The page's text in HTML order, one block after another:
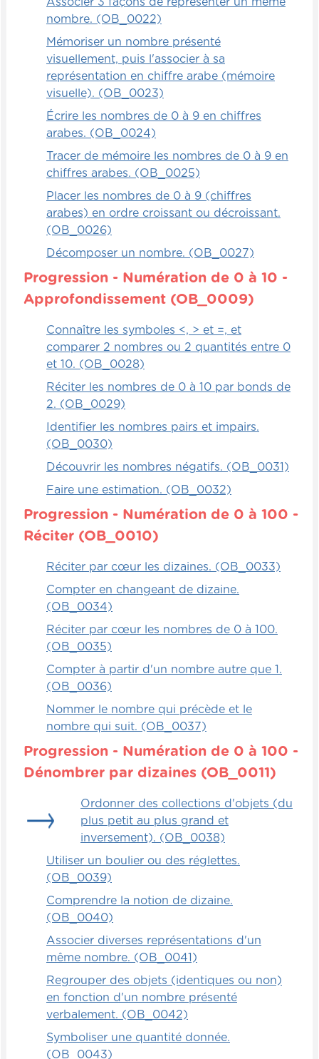
Associer 3 façons de représenter un même
nombre. (OB_0022)
Mémoriser un nombre présenté
visuellement, puis l'associer à sa
représentation en chiffre arabe (mémoire
visuelle). (OB_0023)
Écrire les nombres de 0 à 9 en chiffres
arabes. (OB_0024)
Tracer de mémoire les nombres de 0 à 9 en
chiffres arabes. (OB_0025)
Placer les nombres de 0 à 9 (chiffres
arabes) en ordre croissant ou décroissant.
(OB_0026)
Décomposer un nombre. (OB_0027)
Progression - Numération de 0 à 10 -
Approfondissement (OB_0009)
Connaître les symboles <, > et =, et
comparer 2 nombres ou 2 quantités entre 0
et 10. (OB_0028)
Réciter les nombres de 0 à 10 par bonds de
2. (OB_0029)
Identifier les nombres pairs et impairs.
(OB_0030)
Découvrir les nombres négatifs. (OB_0031)
Faire une estimation. (OB_0032)
Progression - Numération de 0 à 100 -
Réciter (OB_0010)
Réciter par cœur les dizaines. (OB_0033)
Compter en changeant de dizaine.
(OB_0034)
Réciter par cœur les nombres de 0 à 100.
(OB_0035)
Compter à partir d'un nombre autre que 1.
(OB_0036)
Nommer le nombre qui précède et le
nombre qui suit. (OB_0037)
Progression - Numération de 0 à 100 -
Dénombrer par dizaines (OB_0011)
Ordonner des collections d'objets (du
plus petit au plus grand et
inversement). (OB_0038)
Utiliser un boulier ou des réglettes.
(OB_0039)
Comprendre la notion de dizaine.
(OB_0040)
Associer diverses représentations d'un
même nombre. (OB_0041)
Regrouper des objets (identiques ou non)
en fonction d'un nombre présenté
verbalement. (OB_0042)
Symboliser une quantité donnée.
(OB_0043)